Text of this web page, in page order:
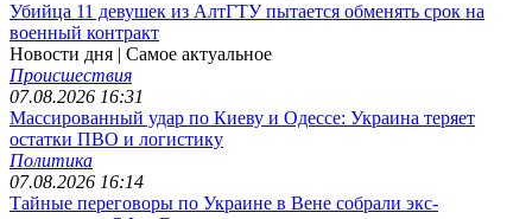
Убийца 11 девушек из АлтГТУ пытается обменять срок на
военный контракт
Новости дня | Самое актуальное
Происшествия
07.08.2026 16:31
Массированный удар по Киеву и Одессе: Украина теряет
остатки ПВО и логистику
Политика
07.08.2026 16:14
Тайные переговоры по Украине в Вене собрали экс-